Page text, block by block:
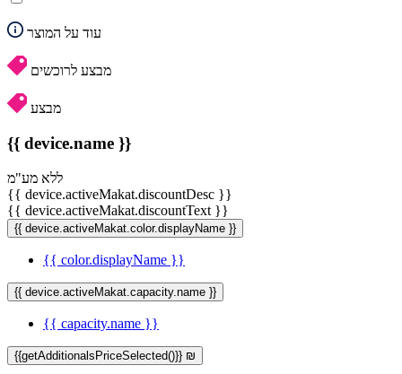
עוד על המוצר
מבצע לרוכשים
מבצע
{{ device.name }}
ללא מע"מ
{{ device.activeMakat.discountDesc }}
{{ device.activeMakat.discountText }}
{{ device.activeMakat.color.displayName }}
{{ color.displayName }}
{{ device.activeMakat.capacity.name }}
{{ capacity.name }}
{{getAdditionalsPriceSelected()}} ₪